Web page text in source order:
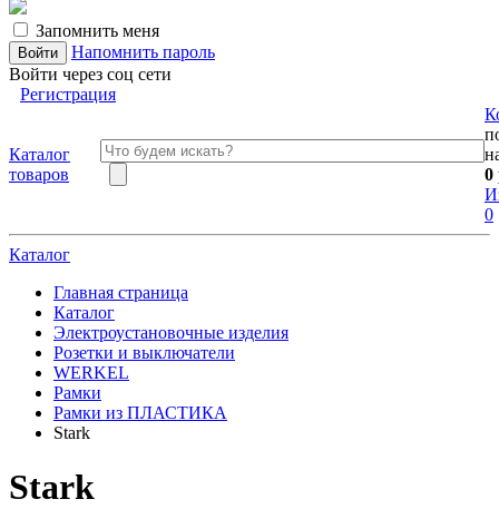
Запомнить меня
Напомнить пароль
Войти через соц сети
Регистрация
Каталог
товаров
0
0
Каталог
Главная страница
Каталог
Электроустановочные изделия
Розетки и выключатели
WERKEL
Рамки
Рамки из ПЛАСТИКА
Stark
Stark